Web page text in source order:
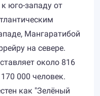
юго-западу от
Мангаратибой
на севере.
около 816
000 человек.
как "Зелёный